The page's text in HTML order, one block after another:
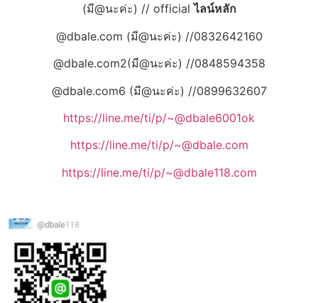
(มี@นะค่ะ) // officialไลน์หลัก
@dbale.com (มี@นะค่ะ) //0832642160
@dbale.com2(มี@นะค่ะ) //0848594358
@dbale.com6 (มี@นะค่ะ) //0899632607
https://line.me/ti/p/~@dbale6001ok
https://line.me/ti/p/~@dbale.com
https://line.me/ti/p/~@dbale118.com